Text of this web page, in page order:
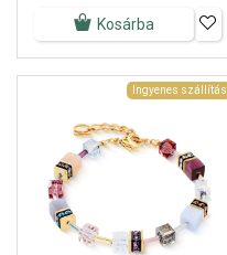
Kosárba
Ingyenes szállítás